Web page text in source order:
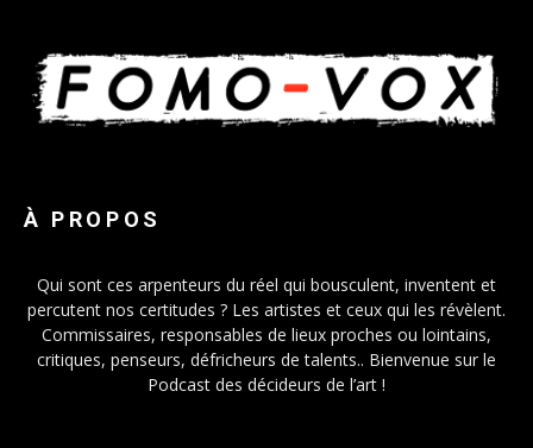
À PROPOS
Qui sont ces arpenteurs du réel qui bousculent, inventent et
percutent nos certitudes ? Les artistes et ceux qui les révèlent.
Commissaires, responsables de lieux proches ou lointains,
critiques, penseurs, défricheurs de talents.. Bienvenue sur le
Podcast des décideurs de l’art !